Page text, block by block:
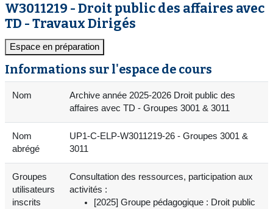
W3011219 - Droit public des affaires avec
TD - Travaux Dirigés
Espace en préparation
Informations sur l'espace de cours
Nom
Archive année 2025-2026 Droit public des
affaires avec TD - Groupes 3001 & 3011
Nom
abrégé
UP1-C-ELP-W3011219-26 - Groupes 3001 &
3011
Groupes
utilisateurs
inscrits
Consultation des ressources, participation aux
activités :
[2025] Groupe pédagogique : Droit public